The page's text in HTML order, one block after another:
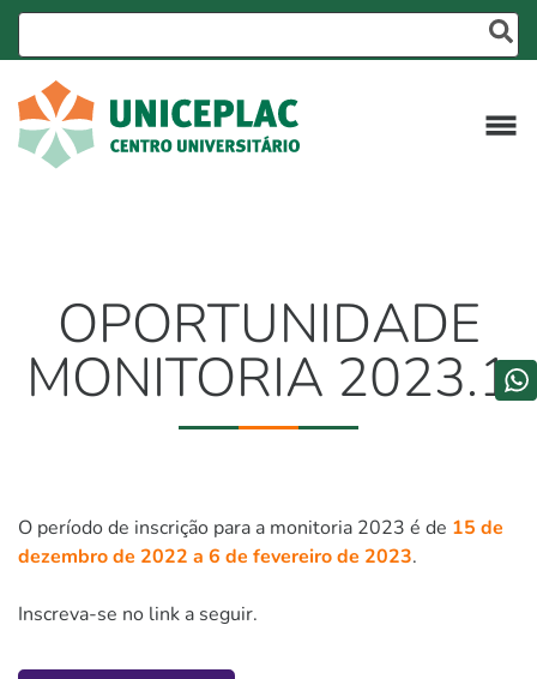
OPORTUNIDADE
MONITORIA 2023.1
O período de inscrição para a monitoria 2023 é de 15 de
dezembro de 2022 a 6 de fevereiro de 2023.
Inscreva-se no link a seguir.